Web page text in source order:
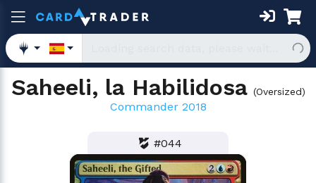
Saheeli, la Habilidosa (Oversized)
Commander 2018
#044